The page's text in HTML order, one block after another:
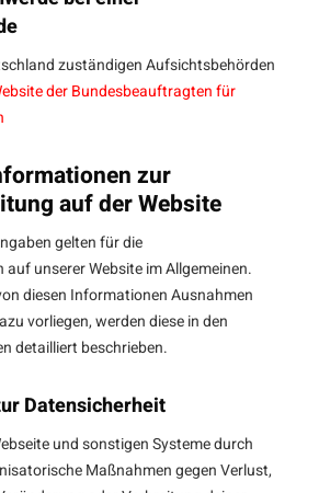
zuständigen Aufsichtsbehörden
der Bundesbeauftragten für
zur
auf der Website
gelten für die
unserer Website im Allgemeinen.
diesen Informationen Ausnahmen
vorliegen, werden diese in den
detailliert beschrieben.
Datensicherheit
und sonstigen Systeme durch
Maßnahmen gegen Verlust,